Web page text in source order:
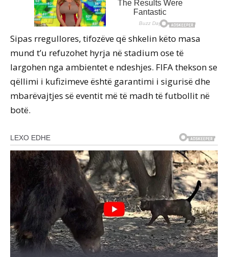
Sipas rregullores, tifozëve që shkelin këto masa
mund t’u refuzohet hyrja në stadium ose të
largohen nga ambientet e ndeshjes. FIFA thekson se
qëllimi i kufizimeve është garantimi i sigurisë dhe
mbarëvajtjes së eventit më të madh të futbollit në
botë.